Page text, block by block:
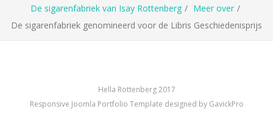
De sigarenfabriek van Isay Rottenberg
Meer over
De sigarenfabriek genomineerd voor de Libris Geschiedenisprijs
Hella Rottenberg 2017
Responsive Joomla Portfolio Template designed by GavickPro